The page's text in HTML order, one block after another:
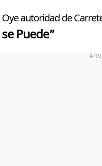
Oye autoridad de
se Puede”